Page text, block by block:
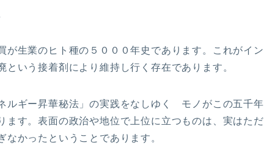
が生業のヒト種の５０００年史であります。これがイン
いう接着剤により維持し行く存在であります。
ルギー昇華秘法」の実践をなしゆく モノがこの五千年
ます。表面の政治や地位で上位に立つものは、実はただ
かったということであります。